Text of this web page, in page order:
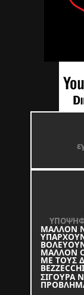
ΜΑΛΛΟΝ
ΜΑΛΛΟΝ
ΜΕ ΤΟΥΣ
BEZZECCHI
ΣΙΓΟΥΡΑ